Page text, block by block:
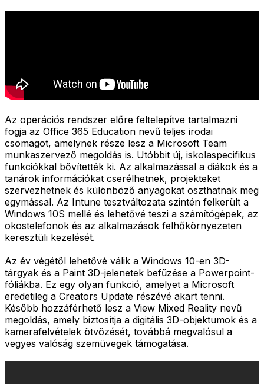
Az operációs rendszer előre feltelepítve tartalmazni
fogja az Office 365 Education nevű teljes irodai
csomagot, amelynek része lesz a Microsoft Team
munkaszervező megoldás is. Utóbbit új, iskolaspecifikus
funkciókkal bővítették ki. Az alkalmazással a diákok és a
tanárok információkat cserélhetnek, projekteket
szervezhetnek és különböző anyagokat oszthatnak meg
egymással. Az Intune tesztváltozata szintén felkerült a
Windows 10S mellé és lehetővé teszi a számítógépek, az
okostelefonok és az alkalmazások felhőkörnyezeten
keresztüli kezelését.
Az év végétől lehetővé válik a Windows 10-en 3D-
tárgyak és a Paint 3D-jelenetek befűzése a Powerpoint-
fóliákba. Ez egy olyan funkció, amelyet a Microsoft
eredetileg a Creators Update részévé akart tenni.
Később hozzáférhető lesz a View Mixed Reality nevű
megoldás, amely biztosítja a digitális 3D-objektumok és a
kamerafelvételek ötvözését, továbbá megvalósul a
vegyes valóság szemüvegek támogatása.